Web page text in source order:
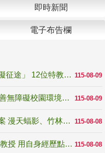
即時新聞
電子布告欄
115-08-09
青年百億海外圓夢基金計畫「無礙征途」 12位特教與弱勢青年勇闖西班牙 跨越感官限制見證生命蛻變
115-08-09
國教署補助22縣市積極推動「改善無障礙校園環境計畫」 打造友善、安全、無礙學習空間
115-08-08
青年壯遊點精選夏夜限定避暑提案 漫天蝠影、竹林尋蛙、茶香夜觀 邀青年暮色出發
115-08-08
教育家人物典範 發明大王林永禎教授 用自身經歷點亮學生的路